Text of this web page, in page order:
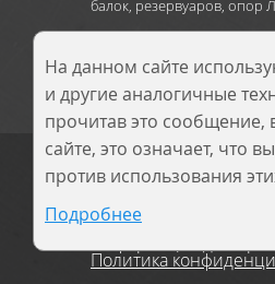
балок, резервуаров, опор
г. Новокузнецк:
тел.: 8 (3843) 900-290
© 2014–2026 ООО
«Сибирский завод
металлических
конструкций»
Политика
На данном сайте
и другие аналогичные
прочитав это сообщение,
сайте, это означает, что
против использования
Подробнее